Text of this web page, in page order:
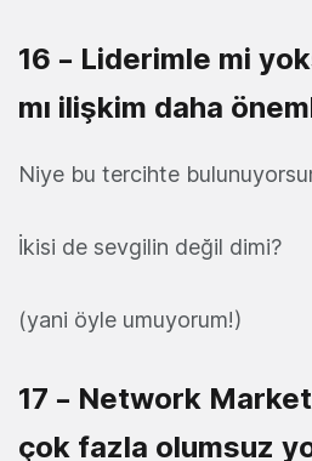
16 – Liderimle mi
mı ilişkim daha
Niye bu tercihte
İkisi de sevgilin değil dimi?
(yani öyle umuyorum!)
17 – Network
çok fazla olumsuz